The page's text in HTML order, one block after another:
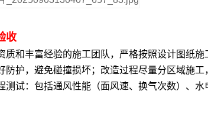
收
质和丰富经验的施工团队，严格按照设计图纸
防护，避免碰撞损坏；改造过程尽量分区域施工
测试：包括通风性能（面风速、换气次数）、